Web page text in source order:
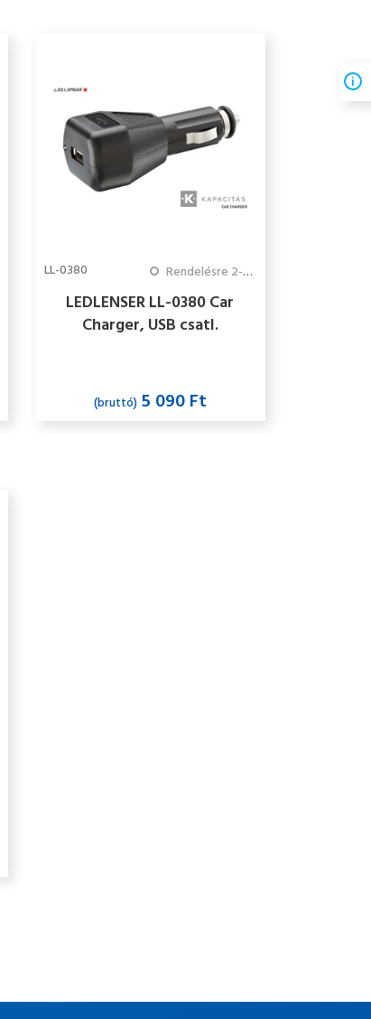
LL-0380 Rendelésre 2-3 hét
LEDLENSER LL-0380 Car
Charger, USB csatl.
(bruttó)5 090 Ft